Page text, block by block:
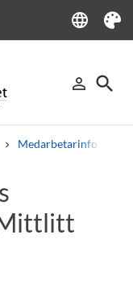
language
Language
Tema
person_outline
Logga in
search
Sök
Medarbetarinfo
Personal